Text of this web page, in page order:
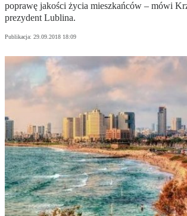
poprawę jakości życia mieszkańców – mówi
prezydent Lublina.
Publikacja: 29.09.2018 18:09